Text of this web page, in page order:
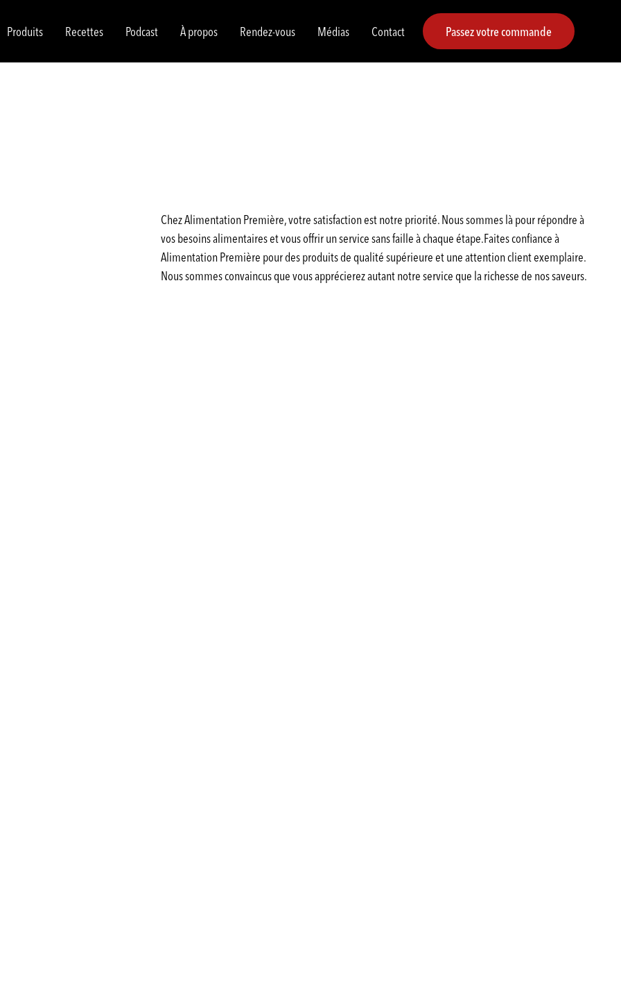
Produits Recettes Podcast À propos Rendez-vous Médias Contact Passez votre commande
Chez Alimentation Première, votre satisfaction est notre priorité. Nous sommes là pour répondre à
vos besoins alimentaires et vous offrir un service sans faille à chaque étape.Faites confiance à
Alimentation Première pour des produits de qualité supérieure et une attention client exemplaire.
Nous sommes convaincus que vous apprécierez autant notre service que la richesse de nos saveurs.